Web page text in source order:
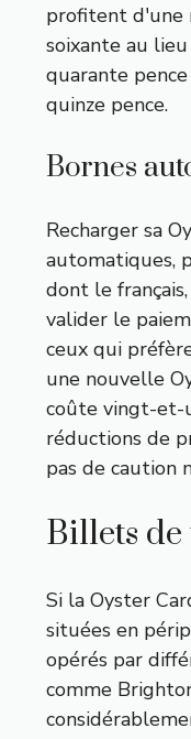
profitent d'une
soixante au
quarante
quinze pence.
Bornes
Recharger sa
automatiques,
dont le
valider le
ceux qui
une nouvelle
coûte vingt-et-
réductions de
pas de caution
Billets
Si la Oyster
situées en
opérés par
comme